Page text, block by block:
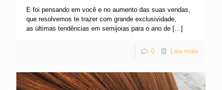
E foi pensando em você e no aumento das suas vendas,
que resolvemos te trazer com grande exclusividade,
as últimas tendências em semijoias para o ano de […]
0 Leia mais